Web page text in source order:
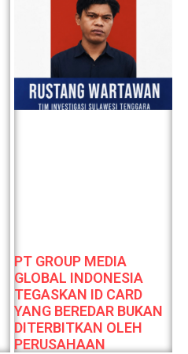
PT GROUP MEDIA
GLOBAL INDONESIA
TEGASKAN ID CARD
YANG BEREDAR BUKAN
DITERBITKAN OLEH
PERUSAHAAN